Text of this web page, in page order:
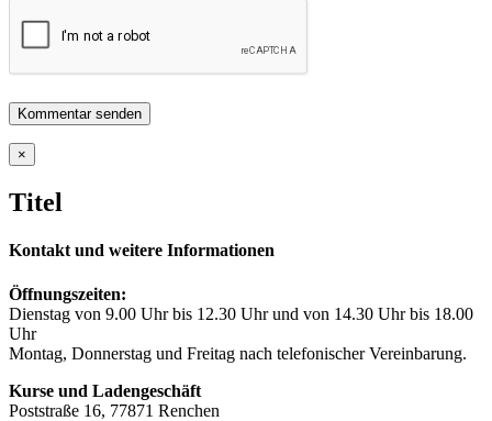
Close
product
view
×
Titel
Kontakt und weitere Informationen
Öffnungszeiten:
Dienstag von 9.00 Uhr bis 12.30 Uhr und von 14.30 Uhr bis 18.00
Uhr
Montag, Donnerstag und Freitag nach telefonischer Vereinbarung.
Kurse und Ladengeschäft
Poststraße 16, 77871 Renchen